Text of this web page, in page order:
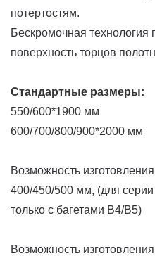
потертостям.
Бескромочная технология
поверхность торцов
Стандартные размеры:
550/600*1900 мм
600/700/800/900*2000 мм
Возможность изготовления
400/450/500 мм, (для
только с багетами В4/В5)
Возможность